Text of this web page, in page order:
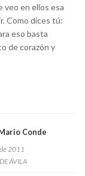
veo en ellos esa
Como dices tú:
eso basta
de corazón y
Conde
2011
ÁVILA